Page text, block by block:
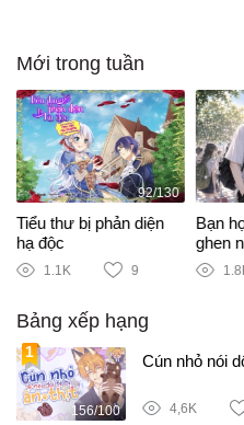
Mới trong tuần
92/130
Tiểu thư bị phản diện
hạ độc
1.1K 9
Bạn
ghen
Bảng xếp hạng
156/100
Cún nhỏ nói
4,6K